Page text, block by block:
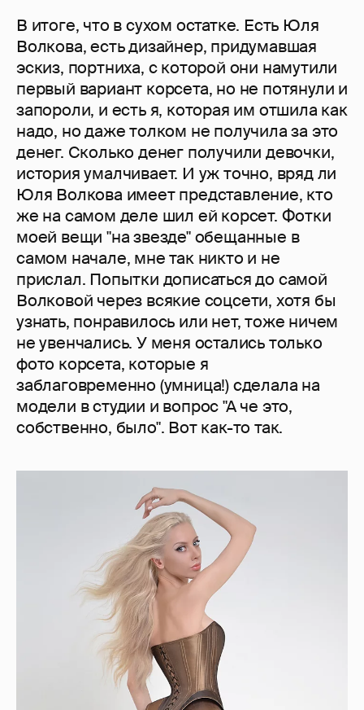
В итоге, что в сухом остатке. Есть Юля
Волкова, есть дизайнер, придумавшая
эскиз, портниха, с которой они намутили
первый вариант корсета, но не потянули и
запороли, и есть я, которая им отшила как
надо, но даже толком не получила за это
денег. Сколько денег получили девочки,
история умалчивает. И уж точно, вряд ли
Юля Волкова имеет представление, кто
же на самом деле шил ей корсет. Фотки
моей вещи "на звезде" обещанные в
самом начале, мне так никто и не
прислал. Попытки дописаться до самой
Волковой через всякие соцсети, хотя бы
узнать, понравилось или нет, тоже ничем
не увенчались. У меня остались только
фото корсета, которые я
заблаговременно (умница!) сделала на
модели в студии и вопрос "А че это,
собственно, было". Вот как-то так.